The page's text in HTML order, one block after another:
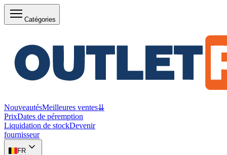
Catégories
NouveautésMeilleures ventes⇊
PrixDates de péremption
Liquidation de stockDevenir
fournisseur
FR